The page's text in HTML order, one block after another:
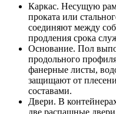
Каркас. Несущую
проката или
соединяют между
продления срока
Основание. Пол
продольного
фанерные листы,
защищают от
составами.
Двери. В
две распашные